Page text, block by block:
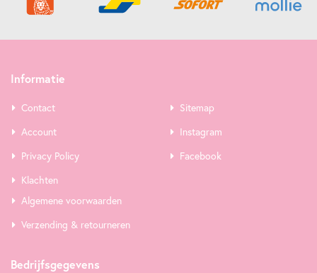
Informatie
Contact
Account
Privacy Policy
Klachten
Sitemap
Instagram
Facebook
Algemene voorwaarden
Verzending & retourneren
Bedrijfsgegevens